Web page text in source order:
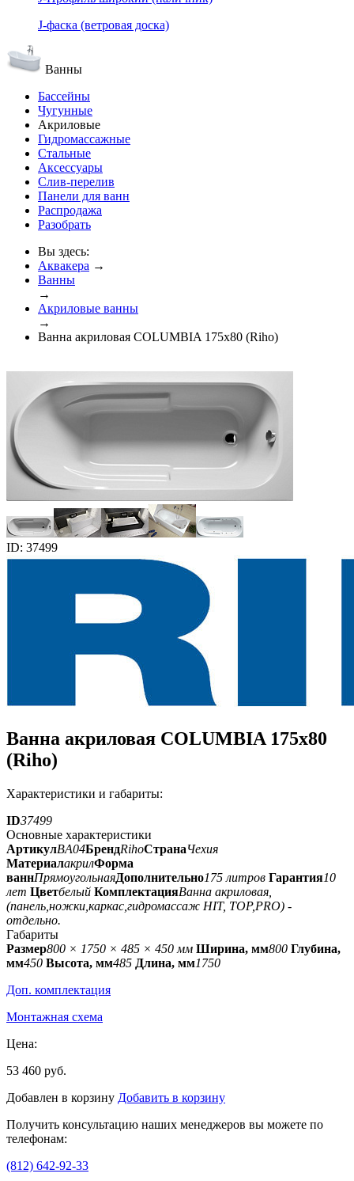
J-фаска (ветровая доска)
Ванны
Бассейны
Чугунные
Акриловые
Гидромассажные
Стальные
Аксессуары
Слив-перелив
Панели для ванн
Распродажа
Разобрать
Вы здесь:
Аквакера →
Ванны
→
Акриловые ванны
→
Ванна акриловая COLUMBIA 175x80 (Riho)
ID: 37499
Ванна акриловая COLUMBIA 175x80
(Riho)
Характеристики и габариты:
ID37499
Основные характеристики
АртикулBA04БрендRihoСтранаЧехия
МатериалакрилФорма
ваннПрямоугольнаяДополнительно175 литров Гарантия10
лет Цветбелый КомплектацияВанна акриловая,
(панель,ножки,каркас,гидромассаж HIT, TOP,PRO) -
отдельно.
Габариты
Размер800 × 1750 × 485 × 450 мм Ширина, мм800 Глубина,
мм450 Высота, мм485 Длина, мм1750
Доп. комплектация
Монтажная схема
Цена:
53 460 руб.
Добавлен в корзину Добавить в корзину
Получить консультацию наших менеджеров вы можете по
телефонам:
(812) 642-92-33